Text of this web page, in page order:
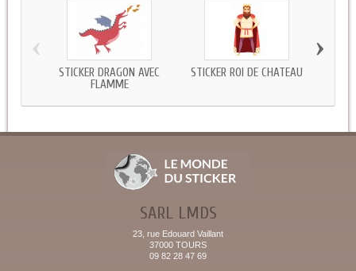
STICKER DRAGON AVEC
FLAMME
STICKER ROI DE CHATEAU
‹ ›
SARL LMDS
23, rue Edouard Vaillant
37000 TOURS
09 82 28 47 69